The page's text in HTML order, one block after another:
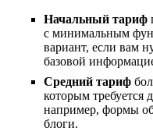
Начальный тариф
с минимальным
вариант, если вам
базовой
Средний тариф
которым требуется
например, формы
блоги.